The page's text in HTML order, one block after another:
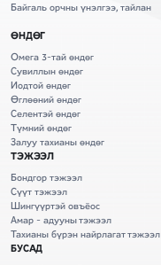
Байгаль орчны үнэлгээ, тайлан
ӨНДӨГ
Омега 3-тай өндөг
Сувиллын өндөг
Иодтой өндөг
Өглөөний өндөг
Селентэй өндөг
Түмний өндөг
Залуу тахианы өндөг
ТЭЖЭЭЛ
Бондгор тэжээл
Сүүт тэжээл
Шингүүртэй овъёос
Амар - адууны тэжээл
Тахианы бүрэн найрлагат тэжээл
БУСАД